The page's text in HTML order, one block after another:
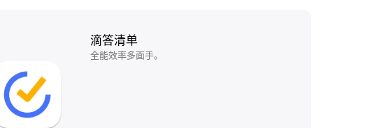
滴答清单
全能效率多面手。